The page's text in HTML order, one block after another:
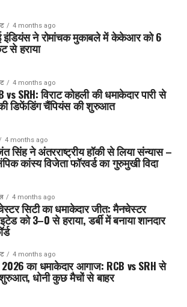
4 months ago
इंडियंस ने रोमांचक मुकाबले में केकेआर को 6
से हराया
4 months ago
vs SRH: विराट कोहली की धमाकेदार पारी से
डिफेंडिंग चैंपियंस की शुरुआत
4 months ago
सिंह ने अंतरराष्ट्रीय हॉकी से लिया संन्यास –
कांस्य विजेता फॉरवर्ड का गुरुमुखी विदा
4 months ago
सिटी का धमाकेदार जीत: मैनचेस्टर
को 3–0 से हराया, डर्बी में बनाया शानदार
4 months ago
2026 का धमाकेदार आगाज: RCB vs SRH से
धोनी कुछ मैचों से बाहर